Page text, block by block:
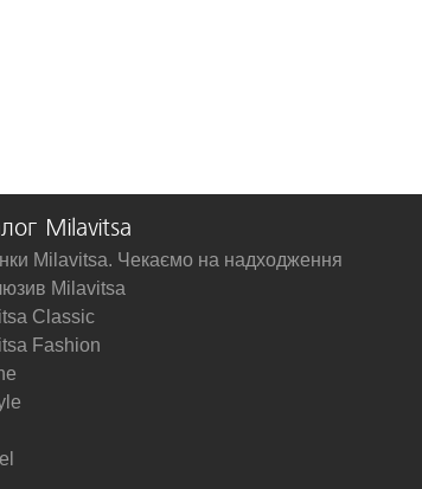
Milavitsa
Milavitsa. Чекаємо на надходження
Milavitsa
Classic
Fashion